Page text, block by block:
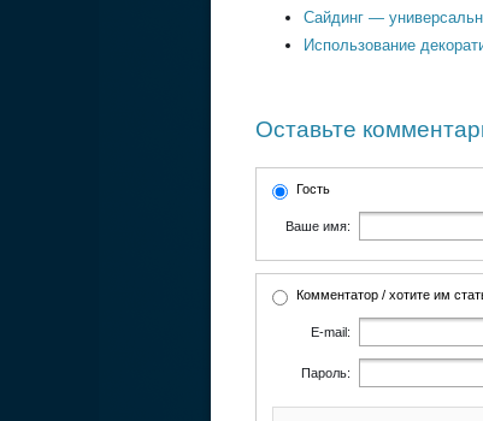
Сайдинг —
Использование
Оставьте
Гость
Ваше имя:
Комментатор / хотите им
E-mail:
Пароль: